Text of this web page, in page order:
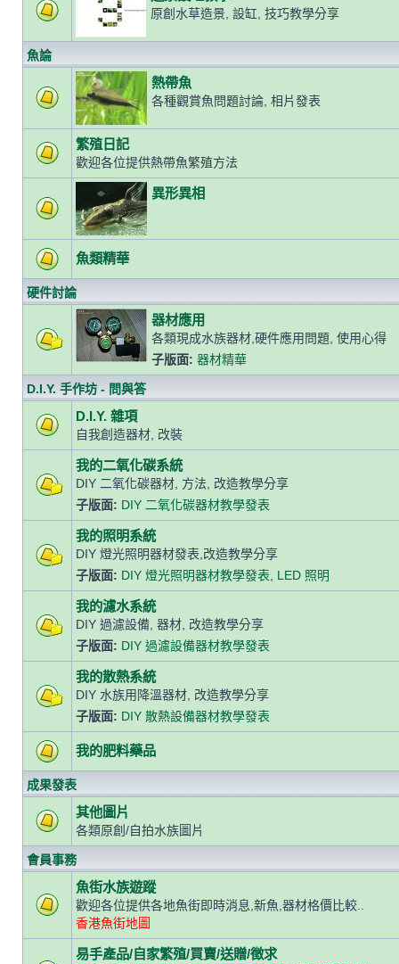
原創水草造景, 設缸, 技巧教學分享
魚論
熱帶魚
各種觀賞魚問題討論, 相片發表
繁殖日記
歡迎各位提供熱帶魚繁殖方法
異形異相
魚類精華
硬件討論
器材應用
各類現成水族器材,硬件應用問題, 使用心得
子版面: 器材精華
D.I.Y. 手作坊 - 問與答
D.I.Y. 雜項
自我創造器材, 改裝
我的二氧化碳系統
DIY 二氧化碳器材, 方法, 改造教學分享
子版面: DIY 二氧化碳器材教學發表
我的照明系統
DIY 燈光照明器材發表,改造教學分享
子版面: DIY 燈光照明器材教學發表 LED 照明
我的濾水系統
DIY 過濾設備, 器材, 改造教學分享
子版面: DIY 過濾設備器材教學發表
我的散熱系統
DIY 水族用降溫器材, 改造教學分享
子版面: DIY 散熱設備器材教學發表
我的肥料藥品
成果發表
其他圖片
各類原創/自拍水族圖片
會員事務
魚街水族遊蹤
歡迎各位提供各地魚街即時消息,新魚,器材格價比較..
香港魚街地圖
易手產品/自家繁殖/買賣/送贈/徵求